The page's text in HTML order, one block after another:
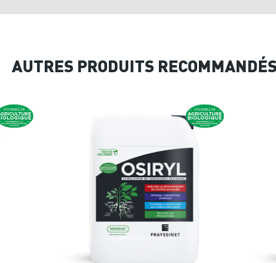
AUTRES PRODUITS